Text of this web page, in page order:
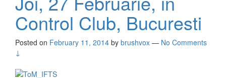
Control Club, Bucuresti
Posted on February 11, 2014 by brushvox — No Comments
↓